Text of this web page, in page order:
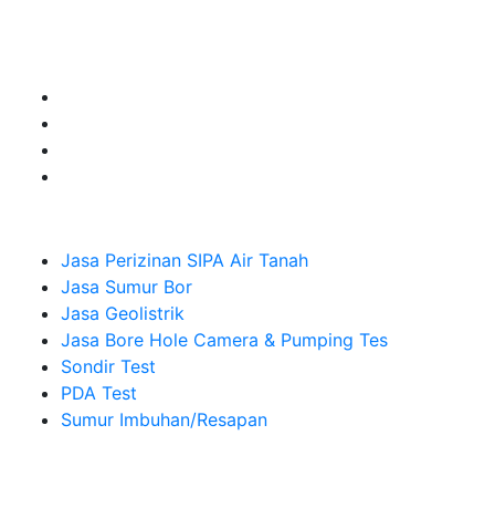
Jasa Perizinan SIPA Air Tanah
Jasa Sumur Bor
Jasa Geolistrik
Jasa Bore Hole Camera & Pumping Tes
Sondir Test
PDA Test
Sumur Imbuhan/Resapan